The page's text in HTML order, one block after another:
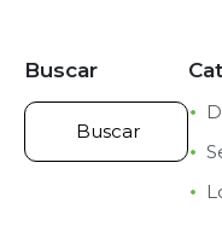
Buscar